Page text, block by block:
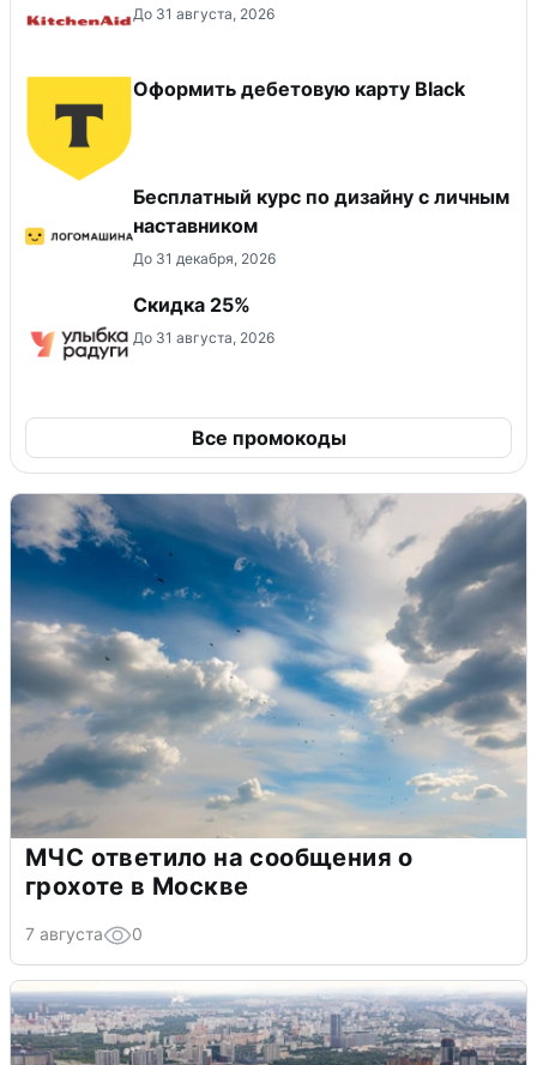
До 31 августа, 2026
Оформить дебетовую карту Black
Бесплатный курс по дизайну с личным
наставником
До 31 декабря, 2026
Скидка 25%
До 31 августа, 2026
Все промокоды
МЧС ответило на сообщения о
грохоте в Москве
7 августа 0